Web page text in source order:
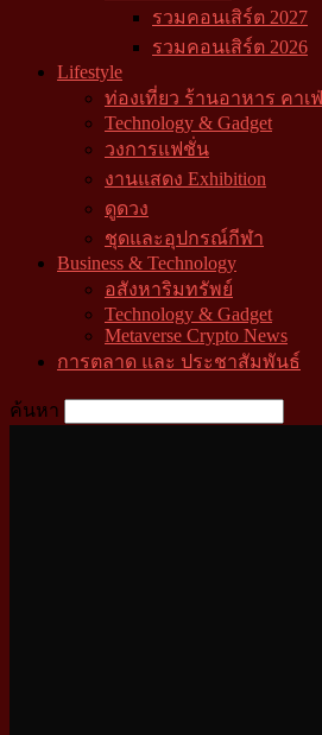
รวมคอนเสิร์ต 2027
รวมคอนเสิร์ต 2026
Lifestyle
ท่องเที่ยว ร้านอาหาร คาเฟ่
Technology & Gadget
วงการแฟชั่น
งานแสดง Exhibition
ดูดวง
ชุดและอุปกรณ์กีฬา
Business & Technology
อสังหาริมทรัพย์
Technology & Gadget
Metaverse Crypto News
การตลาด และ ประชาสัมพันธ์
ค้นหา